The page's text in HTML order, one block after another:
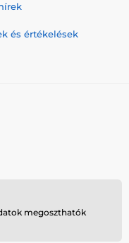
és értékelések
megoszthatók